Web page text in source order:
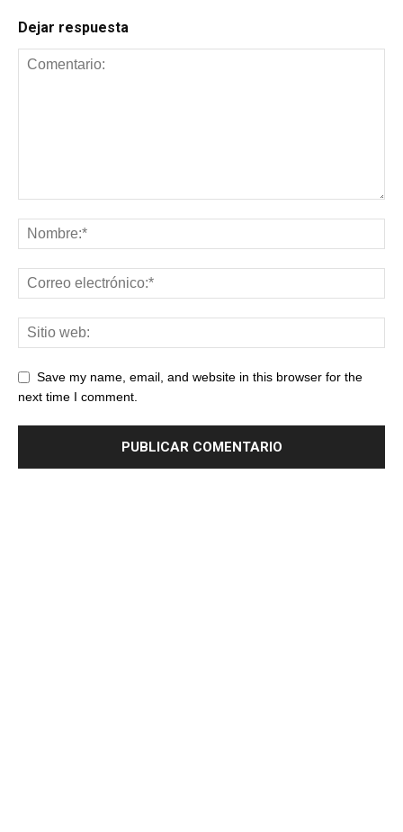
Dejar respuesta
Save my name, email, and website in this browser for the
next time I comment.